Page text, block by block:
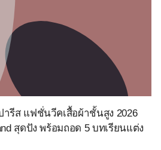
ารีส แฟชั่นวีคเสื้อผ้าชั้นสูง 2026
สุดปัง พร้อมถอด 5 บทเรียนแต่ง